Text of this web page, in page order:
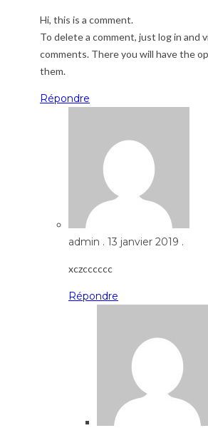
Hi, this is a comment.
To delete a comment, just log in and
comments. There you will have the
them.
Répondre
admin . 13 janvier 2019 .
xczcccccc
Répondre